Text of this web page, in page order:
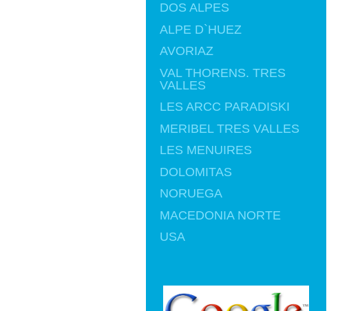
DOS ALPES
ALPE D`HUEZ
AVORIAZ
VAL THORENS. TRES
VALLES
LES ARCC PARADISKI
MERIBEL TRES VALLES
LES MENUIRES
DOLOMITAS
NORUEGA
MACEDONIA NORTE
USA